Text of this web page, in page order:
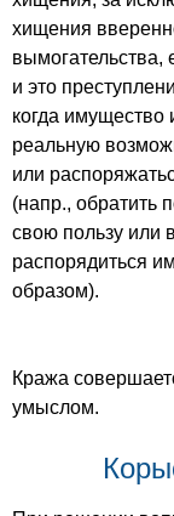
хищения
вымогательства,
и это
когда имущество
реальную
или
(напр., обратить
свою пользу или
распорядиться
образом).
Кража
умыслом.